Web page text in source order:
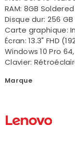
RAM: 8GB
Disque dur: 256 GB
Carte graphique:
Écran: 13.3" FHD
Windows 10 Pro
Clavier:
Marque